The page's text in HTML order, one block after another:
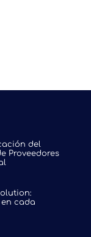
del
Proveedores
cada